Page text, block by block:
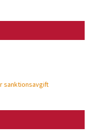
sanktionsavgift